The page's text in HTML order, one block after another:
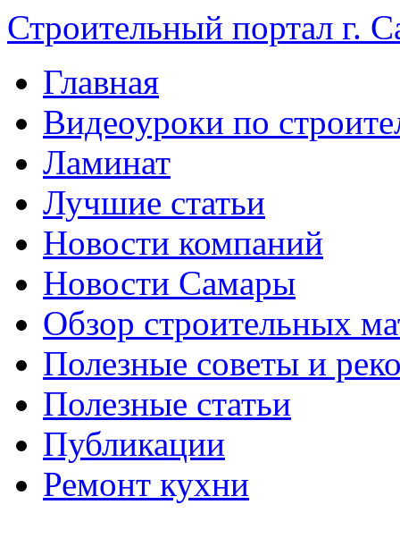
Строительный портал г.
Главная
Видеоуроки по
Ламинат
Лучшие статьи
Новости компаний
Новости Самары
Обзор строительных
Полезные советы и
Полезные статьи
Публикации
Ремонт кухни